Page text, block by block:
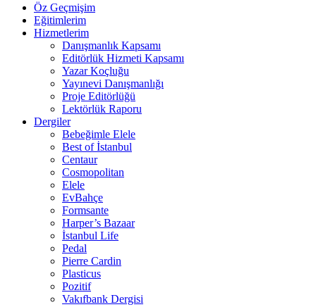
Öz Geçmişim
Eğitimlerim
Hizmetlerim
Danışmanlık Kapsamı
Editörlük Hizmeti Kapsamı
Yazar Koçluğu
Yayınevi Danışmanlığı
Proje Editörlüğü
Lektörlük Raporu
Dergiler
Bebeğimle Elele
Best of İstanbul
Centaur
Cosmopolitan
Elele
EvBahçe
Formsante
Harper’s Bazaar
İstanbul Life
Pedal
Pierre Cardin
Plasticus
Pozitif
Vakıfbank Dergisi